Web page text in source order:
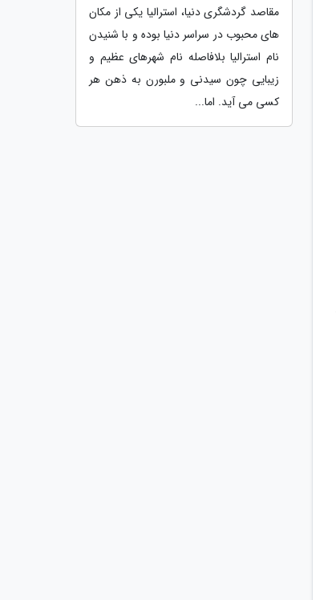
مقاصد گردشگری دنیا، استرالیا یکی از مکان
های محبوب در سراسر دنیا بوده و با شنیدن
نام استرالیا بلافاصله نام شهرهای عظیم و
زیبایی چون سیدنی و ملبورن به ذهن هر
کسی می آید. اما...